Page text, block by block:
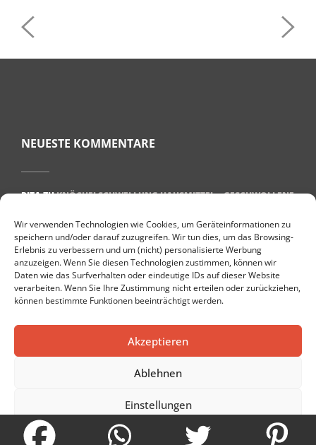
Wir verwenden Technologien wie Cookies, um Geräteinformationen zu
speichern und/oder darauf zuzugreifen. Wir tun dies, um das Browsing-
Erlebnis zu verbessern und um (nicht) personalisierte Werbung
anzuzeigen. Wenn Sie diesen Technologien zustimmen, können wir
Daten wie das Surfverhalten oder eindeutige IDs auf dieser Website
verarbeiten. Wenn Sie Ihre Zustimmung nicht erteilen oder zurückziehen,
können bestimmte Funktionen beeinträchtigt werden.
Akzeptieren
Ablehnen
Einstellungen
Cookie-RichtlinieDatenschutzerklärung
POST
NAVIGATION
NEUESTE KOMMENTARE
RITAZUKNÖCHELSCHWELLUNG HAUSMITTEL – GESCHWOLLENE
ULRIKE BEHRENDZUWAS HILFT BEI PLANTARFASZIITIS? 7 TIPPS
FÜR EINE SCHNELLE GENESUNG
TARAMIZUDIE TOP 10 GESUNDHEITSBLOGS IN DEUTSCHLAND
DENISEZUGESUND LEBEN IM ALTER: 8 PRAKTISCHE TIPPS
PETERZUDIE 10 BESTEN NATÜRLICHEN HEISSEN QUELLEN IN E